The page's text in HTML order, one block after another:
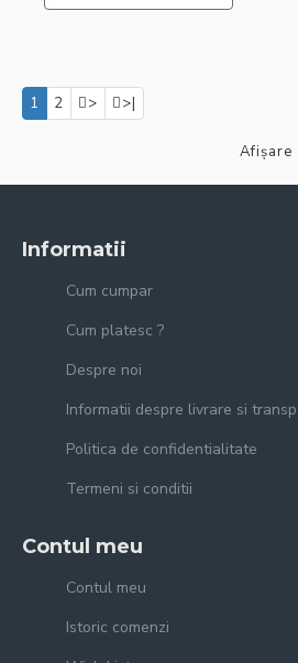
1 2 > >|
Afişare
Informatii
Cum cumpar
Cum platesc ?
Despre noi
Informatii despre livrare si
Politica de confidentialitate
Termeni si conditii
Contul meu
Contul meu
Istoric comenzi